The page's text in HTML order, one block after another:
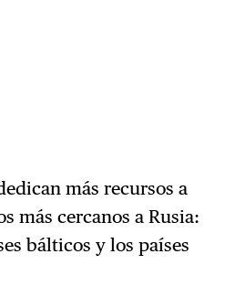
más recursos a
más cercanos a Rusia:
bálticos y los países